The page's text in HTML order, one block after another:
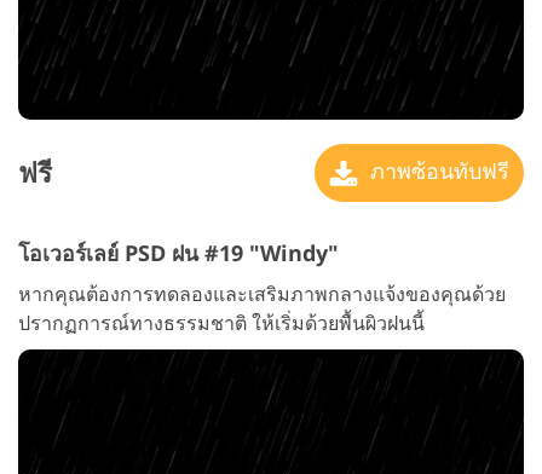
ฟรี ภาพซ้อนทับฟรี
โอเวอร์เลย์ PSD ฝน #19 "Windy"
หากคุณต้องการทดลองและเสริมภาพกลางแจ้งของคุณด้วย
ปรากฏการณ์ทางธรรมชาติ ให้เริ่มด้วยพื้นผิวฝนนี้